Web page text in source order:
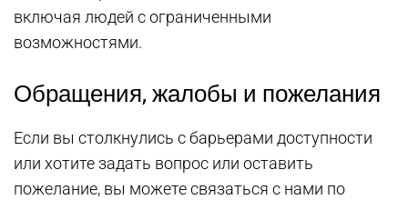
включая людей с ограниченными
возможностями.
Обращения, жалобы и пожелания
Если вы столкнулись с барьерами доступности
или хотите задать вопрос или оставить
пожелание, вы можете связаться с нами по